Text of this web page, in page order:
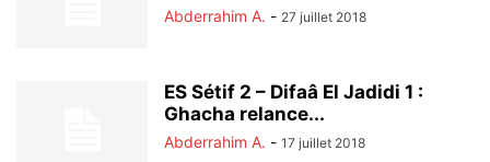
Abderrahim A. - 27 juillet 2018
ES Sétif 2 – Difaâ El Jadidi 1 :
Ghacha relance...
Abderrahim A. - 17 juillet 2018